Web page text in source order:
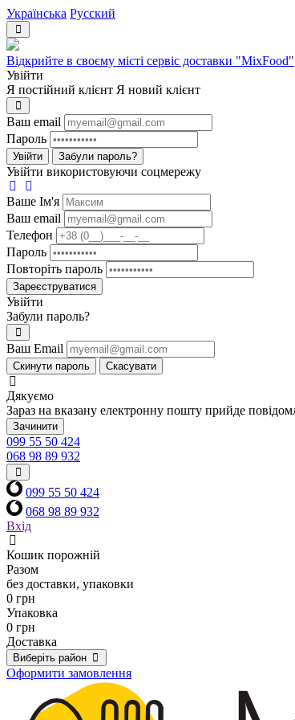
Українська Русский
Відкрийте в своєму місті сервіс доставки "MixFood"
Увійти
Я постійний клієнт Я новий клієнт
Ваш email
Пароль
Увійти Забули пароль?
Увійти використовуючи соцмережу
Ваше Iм'я
Ваш email
Телефон
Пароль
Повторіть пароль
Зареєструватися
Увійти
Забули пароль?
Ваш Email
Скинути пароль Скасувати
Дякуємо
Зараз на вказану електронну пошту прийде
Зачинити
099 55 50 424
068 98 89 932
099 55 50 424
068 98 89 932
Вхід
Кошик порожній
Разом
без доставки, упаковки
0 грн
Упаковка
0 грн
Доставка
Виберіть район
Оформити замовлення